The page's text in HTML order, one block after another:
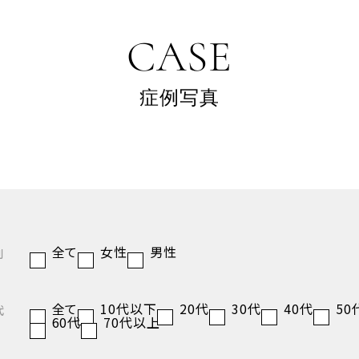
CASE
症例写真
全て 女性 男性
全て 10代以下 20代 30代 40代 50
60代 70代以上